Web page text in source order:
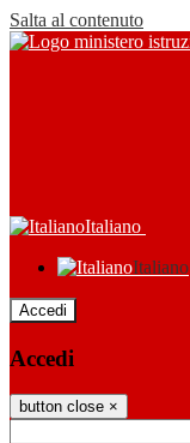
Salta al contenuto
Italiano
Italiano
Accedi
Accedi
button close ×